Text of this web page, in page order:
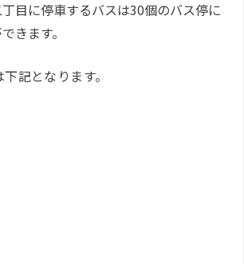
目に停車するバスは30個のバス停に
きます。
記となります。